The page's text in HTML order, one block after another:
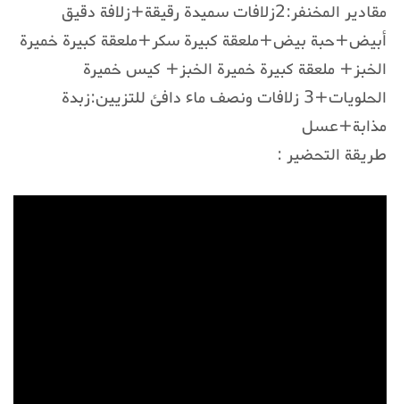
مقادير المخنفر:2زلافات سميدة رقيقة+زلافة دقيق
أبيض+حبة بيض+ملعقة كبيرة سكر+ملعقة كبيرة خميرة
الخبز+ ملعقة كبيرة خميرة الخبز+ كيس خميرة
الحلويات+3 زلافات ونصف ماء دافئ للتزيين:زبدة
مذابة+عسل
طريقة التحضير :